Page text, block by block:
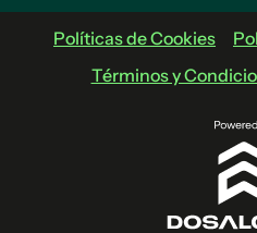
Políticas de Cookies
Términos y